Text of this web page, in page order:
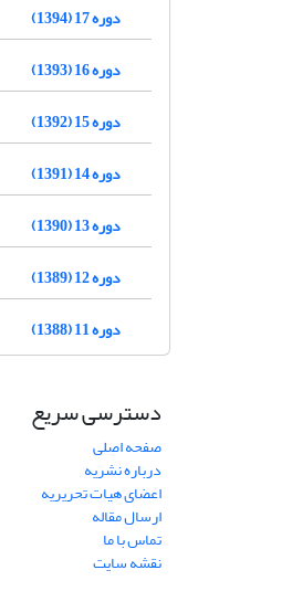
دوره 17 (1394)
دوره 16 (1393)
دوره 15 (1392)
دوره 14 (1391)
دوره 13 (1390)
دوره 12 (1389)
دوره 11 (1388)
دسترسی سریع
صفحه اصلی
درباره نشریه
اعضای هیات تحریریه
ارسال مقاله
تماس با ما
نقشه سایت